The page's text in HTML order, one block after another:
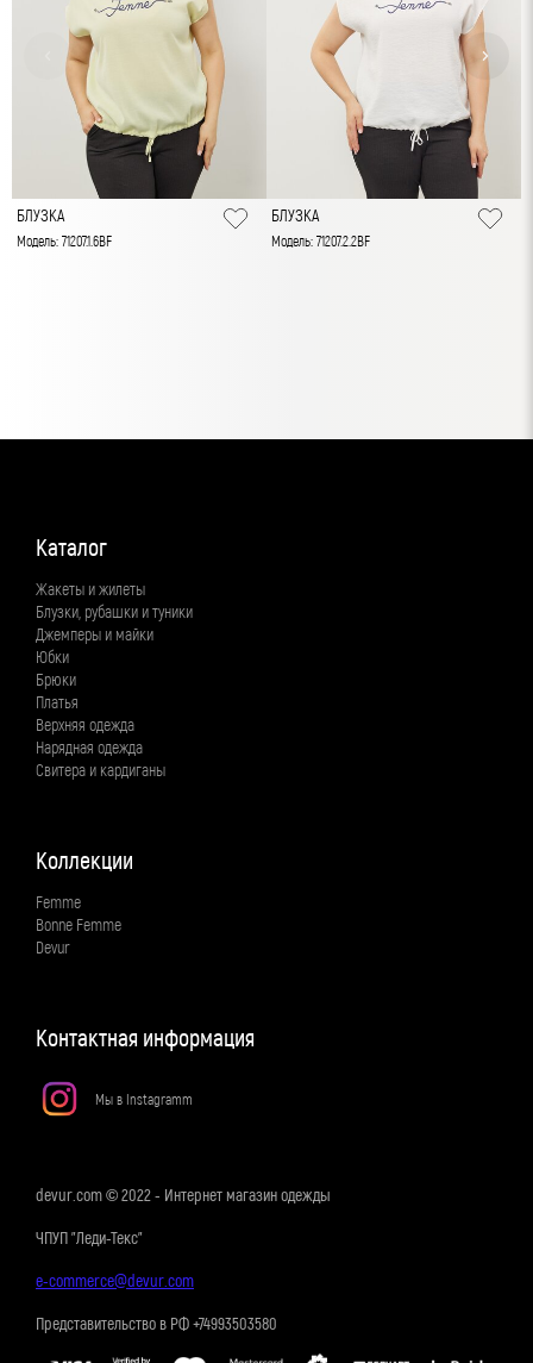
БЛУЗКА
Модель: 71207.1.6BF
БЛУЗКА
Модель: 71207.2.2BF
Каталог
Жакеты и жилеты
Блузки, рубашки и туники
Джемперы и майки
Юбки
Брюки
Платья
Верхняя одежда
Нарядная одежда
Свитера и кардиганы
Коллекции
Femme
Bonne Femme
Devur
Контактная информация
Мы в Instagramm
devur.com © 2022 - Интернет магазин одежды
ЧПУП "Леди-Текс"
e-commerce@devur.com
Представительство в РФ +74993503580